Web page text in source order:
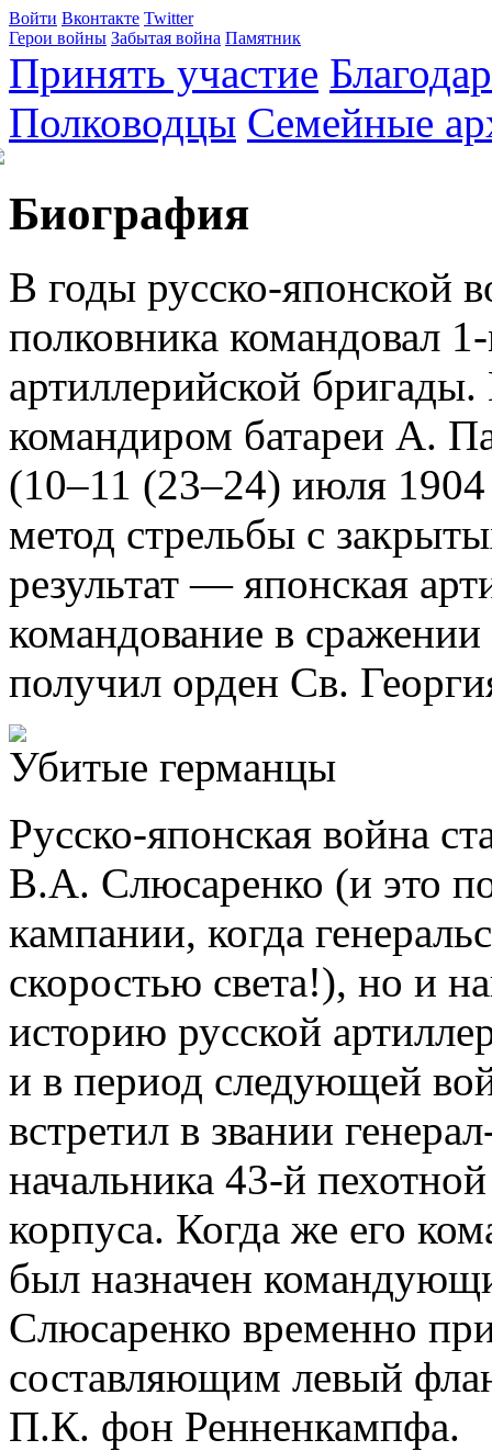
Войти Вконтакте Twitter
Герои войны Забытая война Памятник
Принять участие
Полководцы Семейные
Биография
В годы русско-японской
полковника командовал
артиллерийской
командиром батареи А.
(10–11 (23–24) июля 1904
метод стрельбы с
результат — японская
командование в
получил орден Св.
Убитые германцы
Русско-японская война
В.А. Слюсаренко (и это
кампании, когда
скоростью света!), но и
историю русской
и в период следующей
встретил в звании
начальника 43-й
корпуса. Когда же его
был назначен
Слюсаренко временно
составляющим левый
П.К. фон Ренненкампфа.